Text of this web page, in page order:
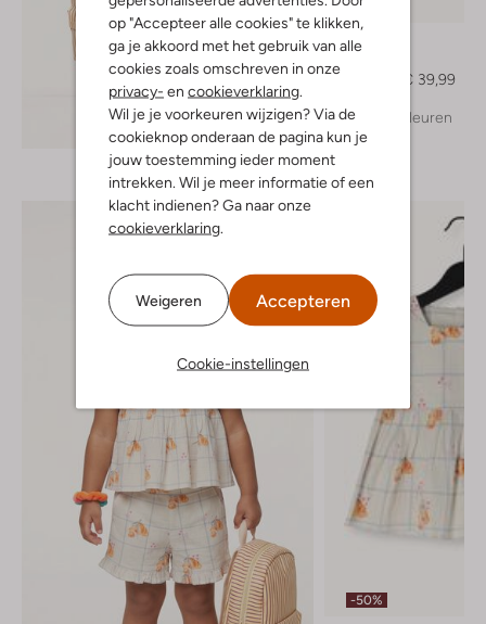
op "Accepteer alle cookies" te klikken,
ga je akkoord met het gebruik van alle
cookies zoals omschreven in onze
privacy- en cookieverklaring.
Wil je je voorkeuren wijzigen? Via de
cookieknop onderaan de pagina kun je
jouw toestemming ieder moment
intrekken. Wil je meer informatie of een
klacht indienen? Ga naar onze
cookieverklaring.
Weigeren Accepteren
Cookie-instellingen
Ontdek de look
-30%
Mayoral
€ 39,99
+ meer kleuren
-50%